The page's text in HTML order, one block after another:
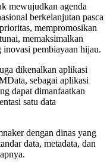
mewujudkan agenda
berkelanjutan pasca
mempromosikan
memaksimalkan
pembiayaan hijau.
dikenalkan aplikasi
sebagai aplikasi
dapat dimanfaatkan
satu data
dengan dinas yang
data, metadata, dan